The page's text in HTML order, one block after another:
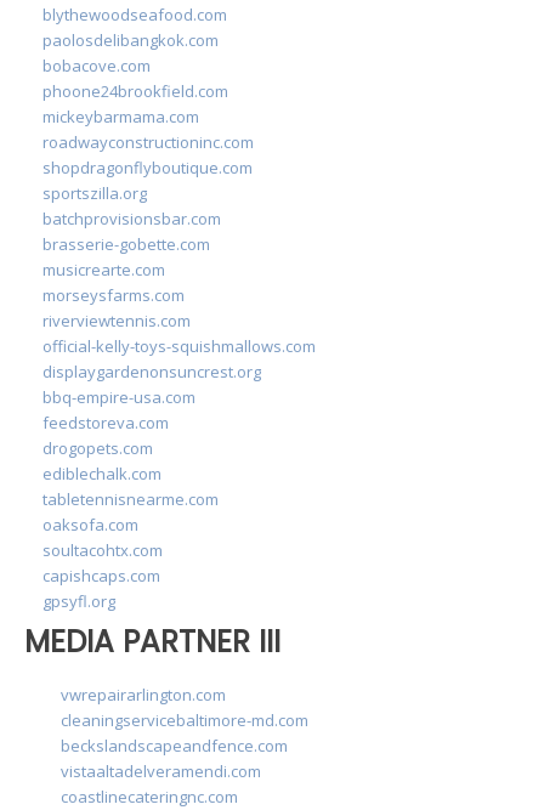
blythewoodseafood.com
paolosdelibangkok.com
bobacove.com
phoone24brookfield.com
mickeybarmama.com
roadwayconstructioninc.com
shopdragonflyboutique.com
sportszilla.org
batchprovisionsbar.com
brasserie-gobette.com
musicrearte.com
morseysfarms.com
riverviewtennis.com
official-kelly-toys-squishmallows.com
displaygardenonsuncrest.org
bbq-empire-usa.com
feedstoreva.com
drogopets.com
ediblechalk.com
tabletennisnearme.com
oaksofa.com
soultacohtx.com
capishcaps.com
gpsyfl.org
MEDIA PARTNER III
vwrepairarlington.com
cleaningservicebaltimore-md.com
beckslandscapeandfence.com
vistaaltadelveramendi.com
coastlinecateringnc.com